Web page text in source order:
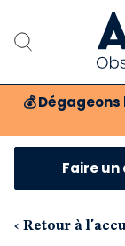
💰
Faire un
‹ Retour à